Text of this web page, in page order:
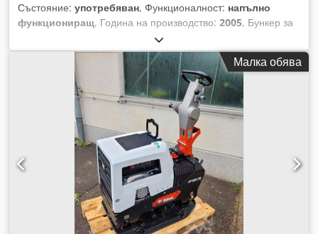
Състояние: употребяван, Функционалност: напълно
функциониращ, Година на производство: 2005, Бункер за
зареждане Решетъчна платформа Изваждащ конвейер
Транспортна лента, 12 м, с ширина на лентата 650 мм.
Малка обява